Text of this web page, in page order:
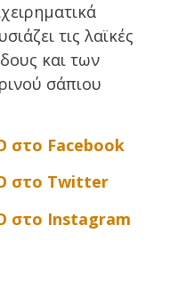
τις λαϊκές
και των
σάπιου
στο Facebook
στο Twitter
στο Instagram